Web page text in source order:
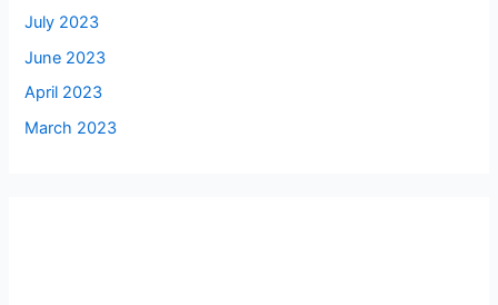
July 2023
June 2023
April 2023
March 2023